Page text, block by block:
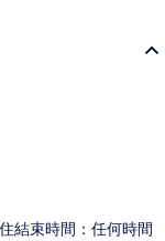
結束時間：任何時間